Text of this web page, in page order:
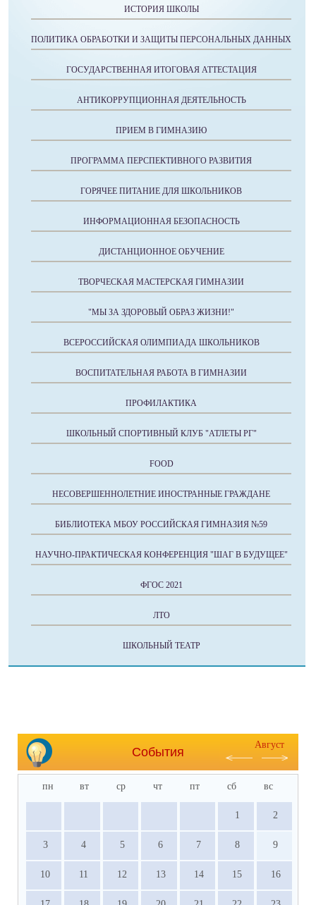
ИСТОРИЯ ШКОЛЫ
ПОЛИТИКА ОБРАБОТКИ И ЗАЩИТЫ ПЕРСОНАЛЬНЫХ ДАННЫХ
ГОСУДАРСТВЕННАЯ ИТОГОВАЯ АТТЕСТАЦИЯ
АНТИКОРРУПЦИОННАЯ ДЕЯТЕЛЬНОСТЬ
ПРИЕМ В ГИМНАЗИЮ
ПРОГРАММА ПЕРСПЕКТИВНОГО РАЗВИТИЯ
ГОРЯЧЕЕ ПИТАНИЕ ДЛЯ ШКОЛЬНИКОВ
ИНФОРМАЦИОННАЯ БЕЗОПАСНОСТЬ
ДИСТАНЦИОННОЕ ОБУЧЕНИЕ
ТВОРЧЕСКАЯ МАСТЕРСКАЯ ГИМНАЗИИ
"МЫ ЗА ЗДОРОВЫЙ ОБРАЗ ЖИЗНИ!"
ВСЕРОССИЙСКАЯ ОЛИМПИАДА ШКОЛЬНИКОВ
ВОСПИТАТЕЛЬНАЯ РАБОТА В ГИМНАЗИИ
ПРОФИЛАКТИКА
ШКОЛЬНЫЙ СПОРТИВНЫЙ КЛУБ "АТЛЕТЫ РГ"
FOOD
НЕСОВЕРШЕННОЛЕТНИЕ ИНОСТРАННЫЕ ГРАЖДАНЕ
БИБЛИОТЕКА МБОУ РОССИЙСКАЯ ГИМНАЗИЯ №59
НАУЧНО-ПРАКТИЧЕСКАЯ КОНФЕРЕНЦИЯ "ШАГ В БУДУЩЕЕ"
ФГОС 2021
ЛТО
ШКОЛЬНЫЙ ТЕАТР
События
Август
пн вт ср чт пт сб вс
1 2
3 4 5 6 7 8 9
10 11 12 13 14 15 16